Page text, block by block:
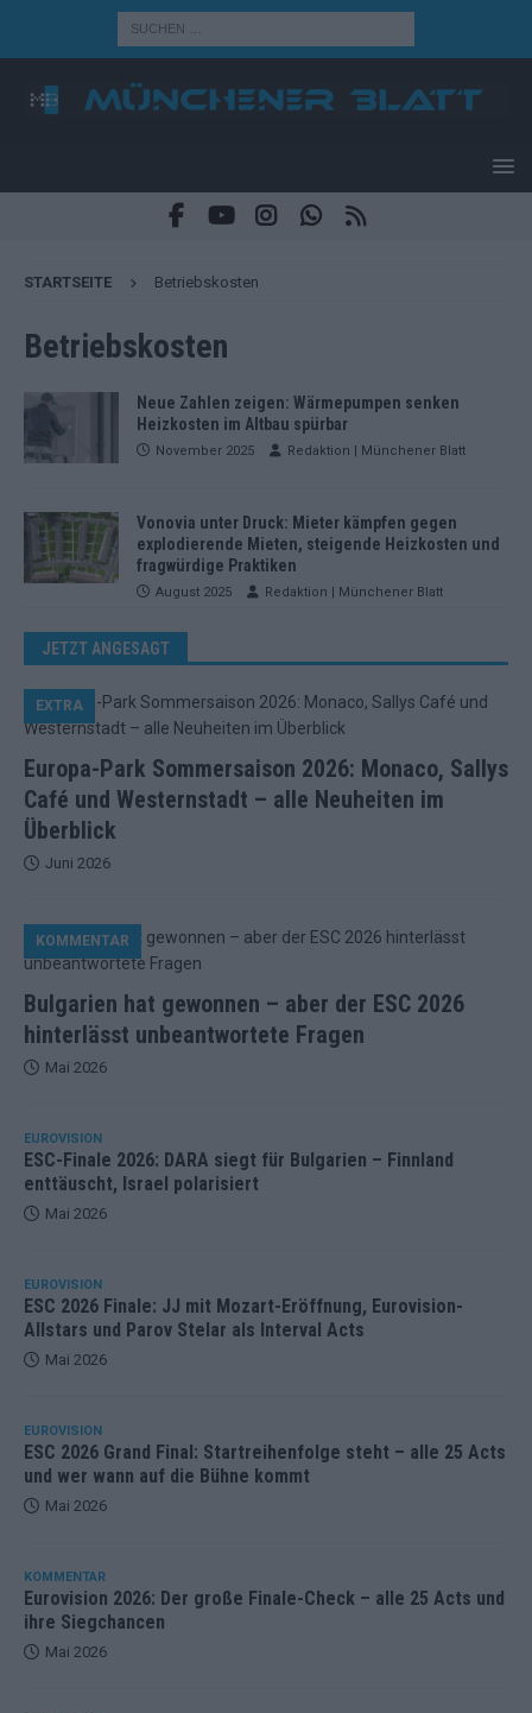
STARTSEITE Betriebskosten
Betriebskosten
Neue Zahlen zeigen: Wärmepumpen senken
Heizkosten im Altbau spürbar
November 2025 Redaktion | Münchener Blatt
Vonovia unter Druck: Mieter kämpfen gegen
explodierende Mieten, steigende Heizkosten und
fragwürdige Praktiken
August 2025 Redaktion | Münchener Blatt
JETZT ANGESAGT
Europa-Park Sommersaison 2026: Monaco, Sallys
Café und Westernstadt – alle Neuheiten im
Überblick
EXTRA
Juni 2026
Bulgarien hat gewonnen – aber der ESC 2026
hinterlässt unbeantwortete Fragen
KOMMENTAR
Mai 2026
EUROVISION
ESC-Finale 2026: DARA siegt für Bulgarien – Finnland
enttäuscht, Israel polarisiert
Mai 2026
EUROVISION
ESC 2026 Finale: JJ mit Mozart-Eröffnung, Eurovision-
Allstars und Parov Stelar als Interval Acts
Mai 2026
EUROVISION
ESC 2026 Grand Final: Startreihenfolge steht – alle 25 Acts
und wer wann auf die Bühne kommt
Mai 2026
KOMMENTAR
Eurovision 2026: Der große Finale-Check – alle 25 Acts und
ihre Siegchancen
Mai 2026